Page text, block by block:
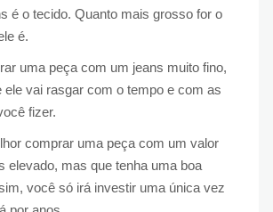
é o tecido. Quanto mais grosso for o
é.
uma peça com um jeans muito fino,
ele vai rasgar com o tempo e com as
fizer.
comprar uma peça com um valor
elevado, mas que tenha uma boa
você só irá investir uma única vez